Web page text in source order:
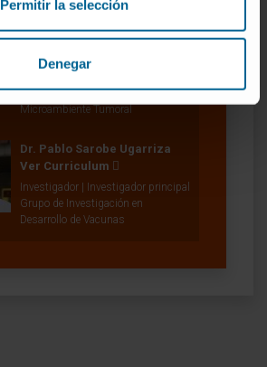
Permitir la selección
Denegar
Dr. Juan José Lasarte
Ver Curriculum
Investigador | Investigador principal
Inmunomodulación y
Microambiente Tumoral
Dr. Pablo Sarobe Ugarriza
Ver Curriculum
Investigador | Investigador principal
Grupo de Investigación en
Desarrollo de Vacunas